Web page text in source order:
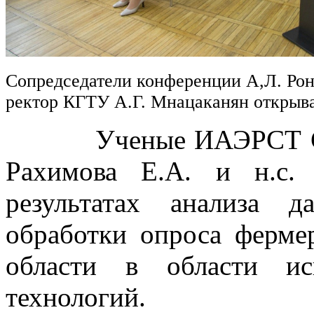
Сопредседатели конференции А,Л.
ректор КГТУ А.Г. Мнацаканян
Ученые ИАЭРСТ
Рахимова Е.А. и н.с.
результатах
обработки опроса
области в области
технологий.